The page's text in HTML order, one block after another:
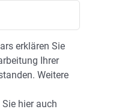
erklären Sie
Ihrer
Weitere
Sie hier auch